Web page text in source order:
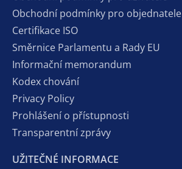
Obchodní podmínky pro objednatele
Certifikace ISO
Směrnice Parlamentu a Rady EU
Informační memorandum
Kodex chování
Privacy Policy
Prohlášení o přístupnosti
Transparentní zprávy
UŽITEČNÉ INFORMACE